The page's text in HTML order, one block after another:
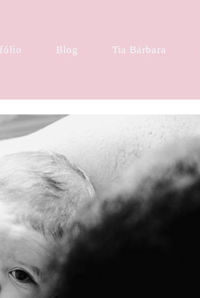
Blog Tia Bárbara